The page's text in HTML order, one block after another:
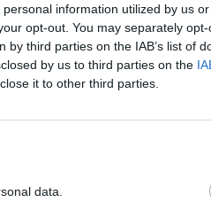
information utilized by us
opt-out. You may separately
third parties on the IAB’s list of
by us to third parties on the
it to other third parties.
data.
Έχει
Υπουργείου
2007 και για 20 έτη
κ.
που από την πρώτη
την Ιστορία, την
το αυτονόητο
στον τόπο